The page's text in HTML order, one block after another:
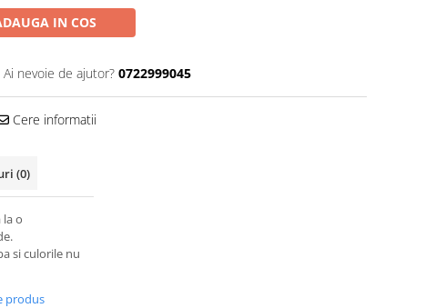
IN COS
Ai nevoie de ajutor? 0722999045
Cere informatii
(0)
la o
si culorile nu
produs